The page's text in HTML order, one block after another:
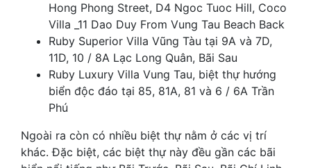
Hong Phong Street, D4 Ngoc Tuoc Hill, Coco
Villa _11 Dao Duy From Vung Tau Beach Back
Ruby Superior Villa Vũng Tàu tại 9A và 7D,
11D, 10 / 8A Lạc Long Quân, Bãi Sau
Ruby Luxury Villa Vung Tau, biệt thự hướng
biển độc đáo tại 85, 81A, 81 và 6 / 6A Trần
Phú
Ngoài ra còn có nhiều biệt thự nằm ở các vị trí
khác. Đặc biệt, các biệt thự này đều gần các bãi